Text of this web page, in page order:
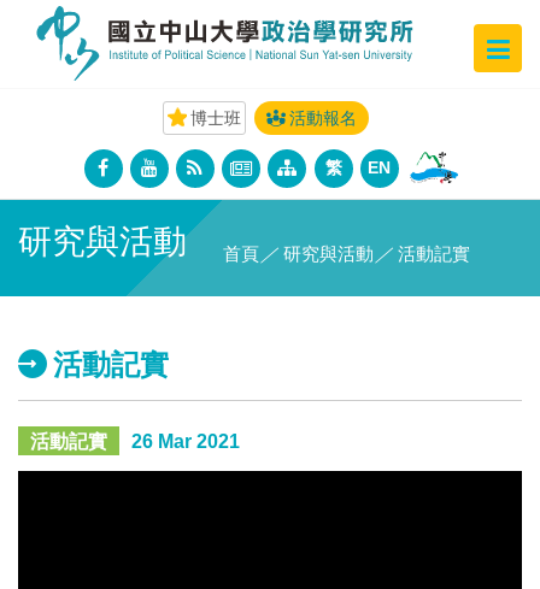
博士班 活動報名
繁 EN
研究與活動 首頁 ／ 研究與活動 ／ 活動記實
活動記實
活動記實 26 Mar 2021